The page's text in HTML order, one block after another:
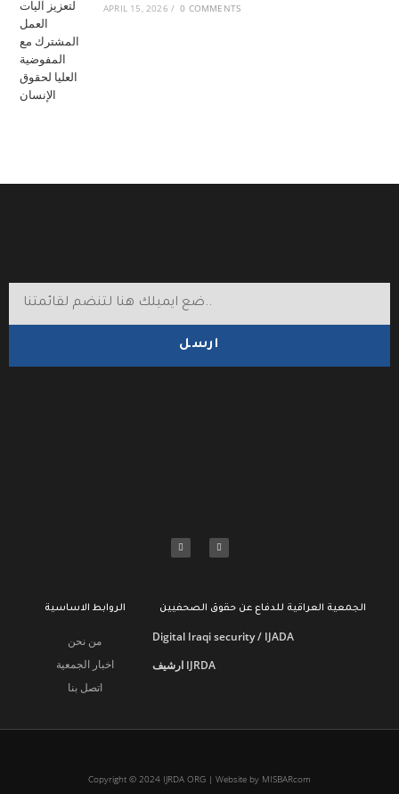
APRIL 15, 2026 / 0 COMMENTS
ارسل
الروابط الاساسية
من نحن
اخبار الجمعية
اتصل بنا
الجمعية العراقية للدفاع عن حقوق الصحفيين
Digital Iraqi security / IJADA
ارشيف IJRDA
Copyright © 2024 IJRDA ORG | Website by MISBARcom